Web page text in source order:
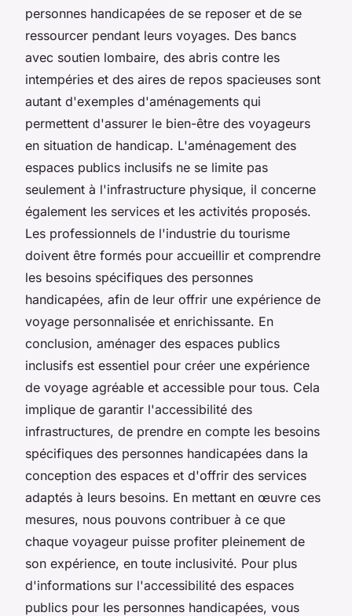
personnes handicapées de se reposer et de se
ressourcer pendant leurs voyages. Des bancs
avec soutien lombaire, des abris contre les
intempéries et des aires de repos spacieuses sont
autant d'exemples d'aménagements qui
permettent d'assurer le bien-être des voyageurs
en situation de handicap. L'aménagement des
espaces publics inclusifs ne se limite pas
seulement à l'infrastructure physique, il concerne
également les services et les activités proposés.
Les professionnels de l'industrie du tourisme
doivent être formés pour accueillir et comprendre
les besoins spécifiques des personnes
handicapées, afin de leur offrir une expérience de
voyage personnalisée et enrichissante. En
conclusion, aménager des espaces publics
inclusifs est essentiel pour créer une expérience
de voyage agréable et accessible pour tous. Cela
implique de garantir l'accessibilité des
infrastructures, de prendre en compte les besoins
spécifiques des personnes handicapées dans la
conception des espaces et d'offrir des services
adaptés à leurs besoins. En mettant en œuvre ces
mesures, nous pouvons contribuer à ce que
chaque voyageur puisse profiter pleinement de
son expérience, en toute inclusivité. Pour plus
d'informations sur l'accessibilité des espaces
publics pour les personnes handicapées, vous